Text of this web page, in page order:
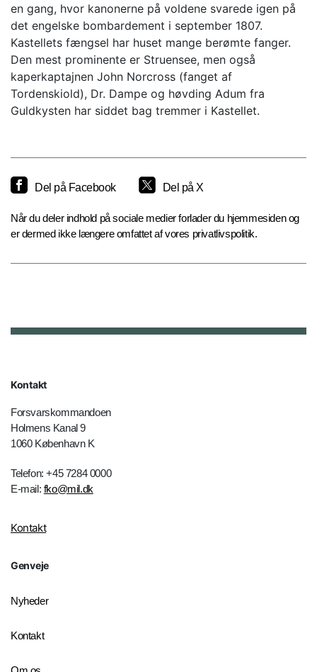
en gang, hvor kanonerne på voldene svarede igen på
det engelske bombardement i september 1807.
Kastellets fængsel har huset mange berømte fanger.
Den mest prominente er Struensee, men også
kaperkaptajnen John Norcross (fanget af
Tordenskiold), Dr. Dampe og høvding Adum fra
Guldkysten har siddet bag tremmer i Kastellet.
Del på Facebook Del på X
Når du deler indhold på sociale medier forlader du hjemmesiden og
er dermed ikke længere omfattet af vores privatlivspolitik.
Kontakt
Forsvarskommandoen
Holmens Kanal 9
1060 København K
Telefon: +45 7284 0000
E-mail: fko@mil.dk
Kontakt
Genveje
Nyheder
Kontakt